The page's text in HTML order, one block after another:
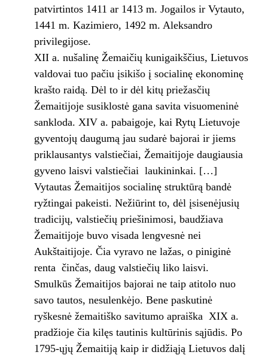
patvirtintos 1411 ar 1413 m. Jogailos ir Vytauto,
1441 m. Kazimiero, 1492 m. Aleksandro
privilegijose.
XII a. nušalinę Žemaičių kunigaikščius, Lietuvos
valdovai tuo pačiu įsikišo į socialinę ekonominę
krašto raidą. Dėl to ir dėl kitų priežasčių
Žemaitijoje susiklostė gana savita visuomeninė
sankloda. XIV a. pabaigoje, kai Rytų Lietuvoje
gyventojų daugumą jau sudarė bajorai ir jiems
priklausantys valstiečiai, Žemaitijoje daugiausia
gyveno laisvi valstiečiai ­ laukininkai. […]
Vytautas Žemaitijos socialinę struktūrą bandė
ryžtingai pakeisti. Nežiūrint to, dėl įsisenėjusių
tradicijų, valstiečių priešinimosi, baudžiava
Žemaitijoje buvo visada lengvesnė nei
Aukštaitijoje. Čia vyravo ne lažas, o piniginė
renta ­ činčas, daug valstiečių liko laisvi.
Smulkūs Žemaitijos bajorai ne taip atitolo nuo
savo tautos, nesulenkėjo. Bene paskutinė
ryškesnė žemaitiško savitumo apraiška ­ XIX a.
pradžioje čia kilęs tautinis kultūrinis sąjūdis. Po
1795-ųjų Žemaitiją kaip ir didžiąją Lietuvos dalį